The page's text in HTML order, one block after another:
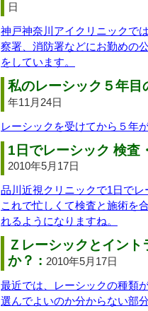
日
神戸神奈川アイクリニックで
察署、消防署などにお勤めの
をしています。
私のレーシック５年
年11月24日
レーシックを受けてから５年
1日でレーシック 検査
2010年5月17日
品川近視クリニックで1日で
これで忙しくて検査と施術を
れるようになりますね。
Ｚレーシックとイン
か？ : 2010年5月17日
最近では、レーシックの種類
選んでよいのか分からない部